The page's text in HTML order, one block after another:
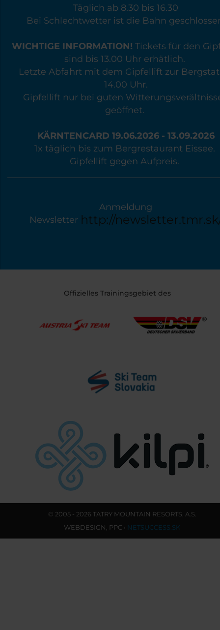
Täglich ab 8.30 bis 16.30
Bei Schlechtwetter ist die Bahn
WICHTIGE INFORMATION! Tickets für den
sind bis 13.00 Uhr erhätlich.
Letzte Abfahrt mit dem Gipfellift zur
14.00 Uhr.
Gipfellift nur bei guten
geöffnet.
KÄRNTENCARD 19.06.2026 - 13.09.2026
1x täglich bis zum Bergrestaurant Eissee.
Gipfellift gegen Aufpreis.
Anmeldung
Newsletter http://
Offizielles Trainingsgebiet des
© 2005 - 2026 TATRY MOUNTAIN RESORTS, A.S.
WEBDESIGN PPC › NETSUCCESS.SK